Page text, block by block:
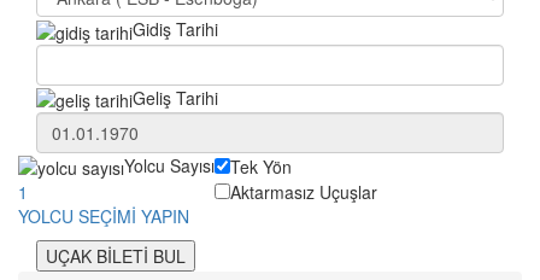
Gidiş Tarihi
Geliş Tarihi
Yolcu Sayısı
1
YOLCU SEÇİMİ YAPIN
Tek Yön
Aktarmasız Uçuşlar
UÇAK BİLETİ BUL